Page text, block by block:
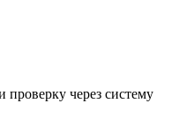
проверку через систему